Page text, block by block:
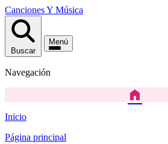
CancionesY Música
Buscar
Menú
Navegación
home
Inicio
Página principal